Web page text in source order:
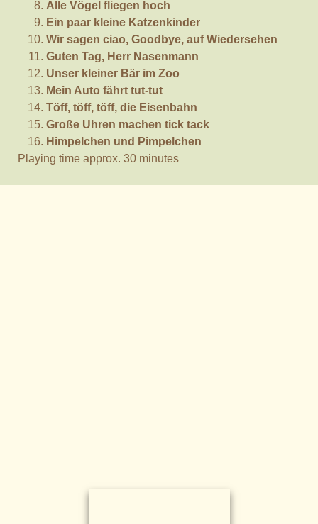
Alle Vögel fliegen hoch
Ein paar kleine Katzenkinder
Wir sagen ciao, Goodbye, auf Wiedersehen
Guten Tag, Herr Nasenmann
Unser kleiner Bär im Zoo
Mein Auto fährt tut-tut
Töff, töff, töff, die Eisenbahn
Große Uhren machen tick tack
Himpelchen und Pimpelchen
Playing time approx. 30 minutes